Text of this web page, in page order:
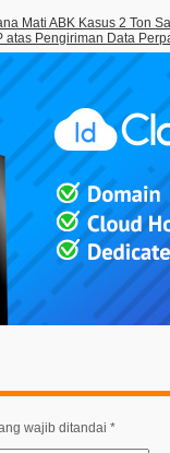
Mati ABK Kasus 2 Ton
Pengiriman Data
wajib ditandai *